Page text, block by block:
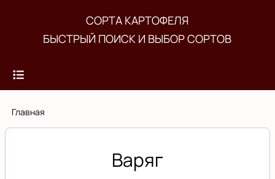
основному
СОРТА КАРТОФЕЛЯ
БЫСТРЫЙ ПОИСК И ВЫБОР СОРТОВ
Строка
Главная
Варяг